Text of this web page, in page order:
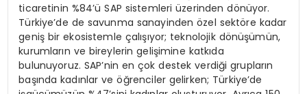
ticaretinin %84’ü SAP sistemleri üzerinden dönüyor.
Türkiye’de de savunma sanayinden özel sektöre kadar
geniş bir ekosistemle çalışıyor; teknolojik dönüşümün,
kurumların ve bireylerin gelişimine katkıda
bulunuyoruz. SAP’nin en çok destek verdiği grupların
başında kadınlar ve öğrenciler gelirken; Türkiye’de